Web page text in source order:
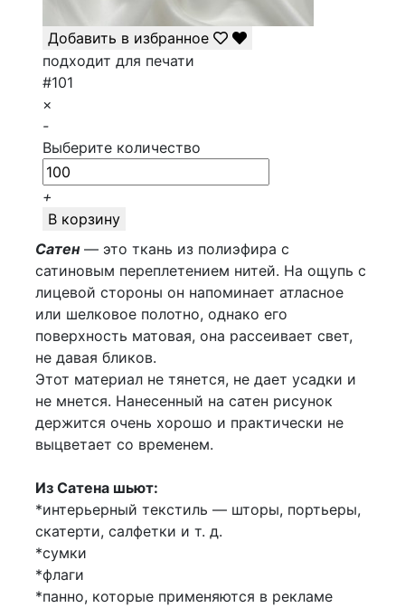
Добавить в избранное
подходит для печати
#101
×
-
Выберите количество
+
В корзину
Сатен— это ткань из полиэфира с
сатиновым переплетением нитей. На ощупь с
лицевой стороны он напоминает атласное
или шелковое полотно, однако его
поверхность матовая, она рассеивает свет,
не давая бликов.
Этот материал не тянется, не дает усадки и
не мнется. Нанесенный на сатен рисунок
держится очень хорошо и практически не
выцветает со временем.
Из Сатена шьют:
*интерьерный текстиль — шторы, портьеры,
скатерти, салфетки и т. д.
*сумки
*флаги
*панно, которые применяются в рекламе